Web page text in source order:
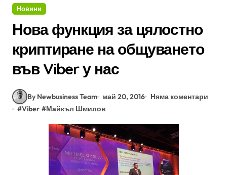
Новини
Нова функция за цялостно
криптиране на общуването
във Viber у нас
By Newbusiness Team май 20, 2016
Няма коментари
#Viber #Майкъл Шмилов